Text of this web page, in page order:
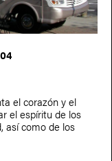
el corazón y el
el espíritu de los
así como de los